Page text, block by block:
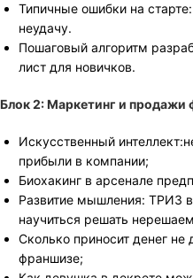
Типичные ошибки на
неудачу.
Пошаговый алгоритм
лист для новичков.
Блок 2: Маркетинг и продажи
Искусственный
прибыли в компании;
Биохакинг в арсенале
Развитие мышления: ТРИЗ
научиться решать
Сколько приносит денег не
франшизе;